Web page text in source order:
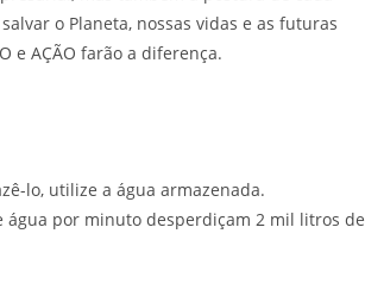
o Planeta, nossas vidas e as futuras
e AÇÃO farão a diferença.
lo, utilize a água armazenada.
água por minuto desperdiçam 2 mil litros de